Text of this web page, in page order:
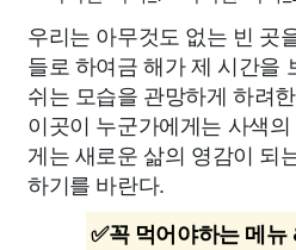
우리는 아무것도 없는 빈 곳
들로 하여금 해가 제 시간을
쉬는 모습을 관망하게 하려
이곳이 누군가에게는 사색
게는 새로운 삶의 영감이 되
하기를 바란다.
✅꼭 먹어야하는 메